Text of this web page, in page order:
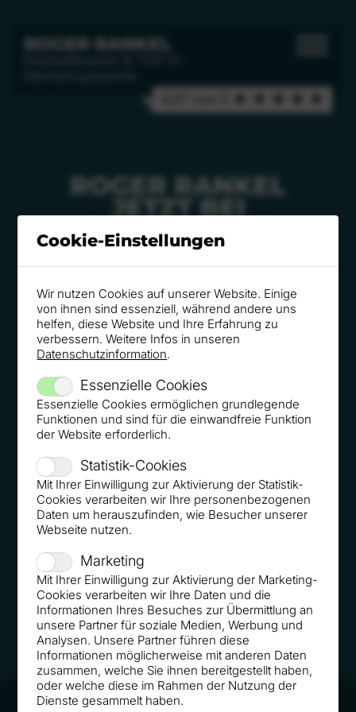
Cookie-Einstellungen
Wir nutzen Cookies auf unserer Website. Einige
von ihnen sind essenziell, während andere uns
helfen, diese Website und Ihre Erfahrung zu
verbessern. Weitere Infos in unseren
Datenschutzinformation.
Essenzielle Cookies
Essenzielle Cookies ermöglichen grundlegende
Funktionen und sind für die einwandfreie Funktion
der Website erforderlich.
Statistik-Cookies
Mit Ihrer Einwilligung zur Aktivierung der Statistik-
Cookies verarbeiten wir Ihre personenbezogenen
Daten um herauszufinden, wie Besucher unserer
Webseite nutzen.
Marketing
Mit Ihrer Einwilligung zur Aktivierung der Marketing-
Cookies verarbeiten wir Ihre Daten und die
Informationen Ihres Besuches zur Übermittlung an
unsere Partner für soziale Medien, Werbung und
Analysen. Unsere Partner führen diese
Informationen möglicherweise mit anderen Daten
zusammen, welche Sie ihnen bereitgestellt haben,
oder welche diese im Rahmen der Nutzung der
Dienste gesammelt haben.
ROGER RANKEL
ROGER RANKEL
JETZT BEI
LEARNFLIXX!
Jetzt Video anschauen!
JETZT KOSTENLOS TESTEN!